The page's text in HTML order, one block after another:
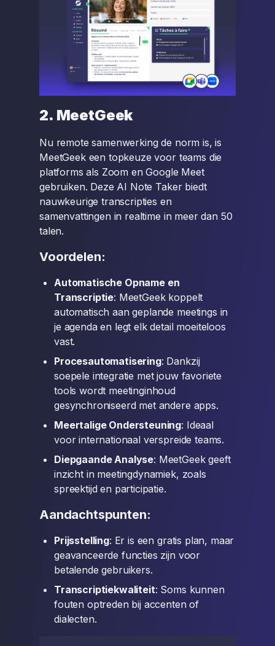
2. MeetGeek
Nu remote samenwerking de norm is, is
MeetGeek een topkeuze voor teams die
platforms als Zoom en Google Meet
gebruiken. Deze AI Note Taker biedt
nauwkeurige transcripties en
samenvattingen in realtime in meer dan 50
talen.
Voordelen:
Automatische Opname en
Transcriptie: MeetGeek koppelt
automatisch aan geplande meetings in
je agenda en legt elk detail moeiteloos
vast.
Procesautomatisering: Dankzij
soepele integratie met jouw favoriete
tools wordt meetinginhoud
gesynchroniseerd met andere apps.
Meertalige Ondersteuning: Ideaal
voor internationaal verspreide teams.
Diepgaande Analyse: MeetGeek geeft
inzicht in meetingdynamiek, zoals
spreektijd en participatie.
Aandachtspunten:
Prijsstelling: Er is een gratis plan, maar
geavanceerde functies zijn voor
betalende gebruikers.
Transcriptiekwaliteit: Soms kunnen
fouten optreden bij accenten of
dialecten.